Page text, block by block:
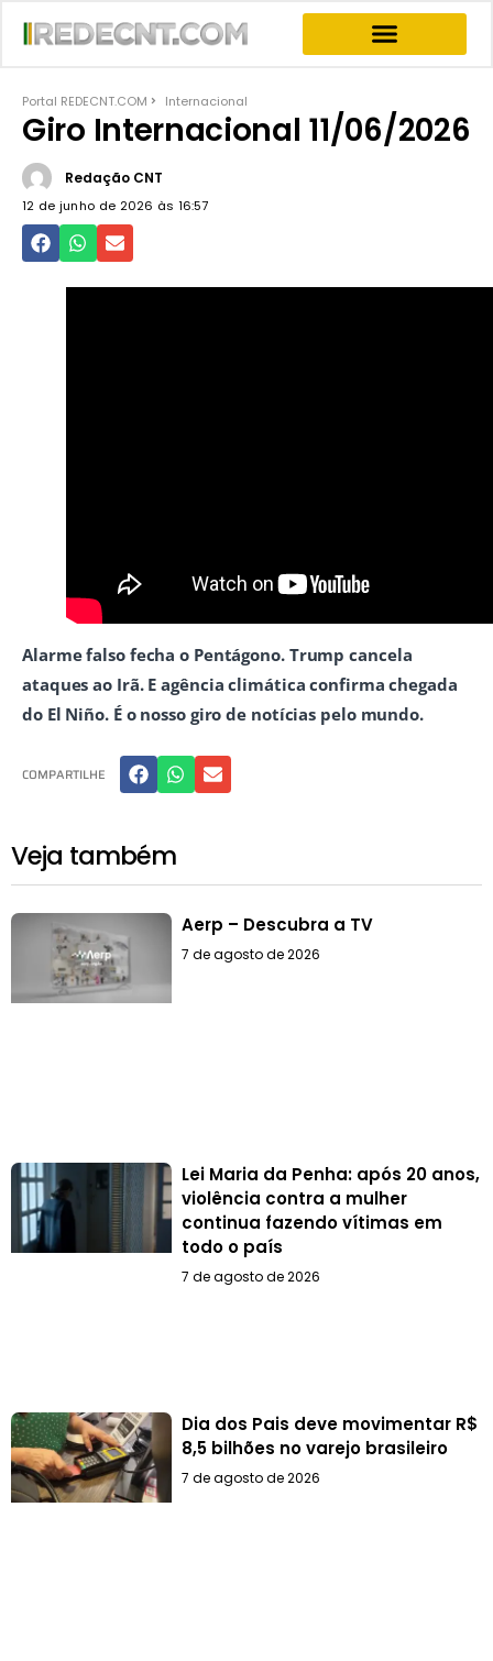
Portal REDECNT.COM Internacional
Giro Internacional 11/06/2026
Redação CNT
12 de junho de 2026 às 16:57
Alarme falso fecha o Pentágono. Trump cancela
ataques ao Irã. E agência climática confirma chegada
do El Niño. É o nosso giro de notícias pelo mundo.
COMPARTILHE
Veja também
Aerp – Descubra a TV
7 de agosto de 2026
Lei Maria da Penha: após 20 anos,
violência contra a mulher
continua fazendo vítimas em
todo o país
7 de agosto de 2026
Dia dos Pais deve movimentar R$
8,5 bilhões no varejo brasileiro
7 de agosto de 2026